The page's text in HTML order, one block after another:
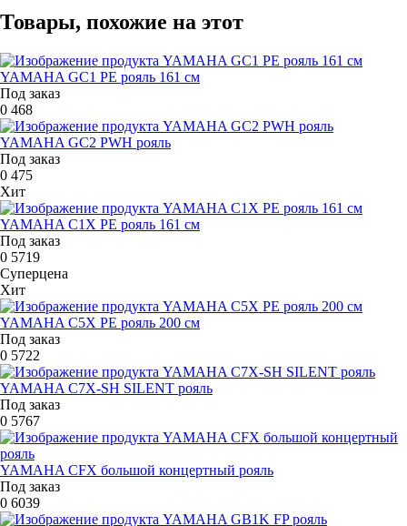
Товары, похожие на этот
YAMAHA GC1 PE рояль 161 см
Под заказ
0 468
YAMAHA GC2 PWH рояль
Под заказ
0 475
Хит
YAMAHA C1X PE рояль 161 см
Под заказ
0 5719
Суперцена
Хит
YAMAHA C5X PE рояль 200 см
Под заказ
0 5722
YAMAHA C7X-SH SILENT рояль
Под заказ
0 5767
YAMAHA CFX большой концертный рояль
Под заказ
0 6039